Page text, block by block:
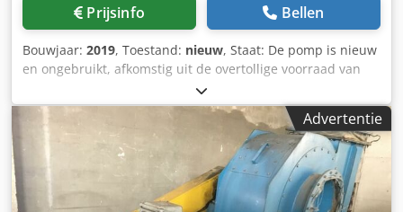
Prijsinfo Bellen
Bouwjaar: 2019, Toestand: nieuw, Staat: De pomp is nieuw
en ongebruikt, afkomstig uit de overtollige voorraad van
een gesloten fabriek. Hij zit nog in de originele doos en is
nooit geïnstalleerd of gebruikt. Crsdpfx Aaexn R Ileiof
Gegevens van het typeplaatje: Type: PMT125S/3A
Serienummer: 580443/1 Productiedatum: 11/19 Fabrikant:
Caprari, Modena – Italië Hmax: 400 m
Advertentie